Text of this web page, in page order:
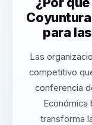
para
Las
competitivo
conferencia
transforma